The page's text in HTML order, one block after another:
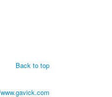
Back to top